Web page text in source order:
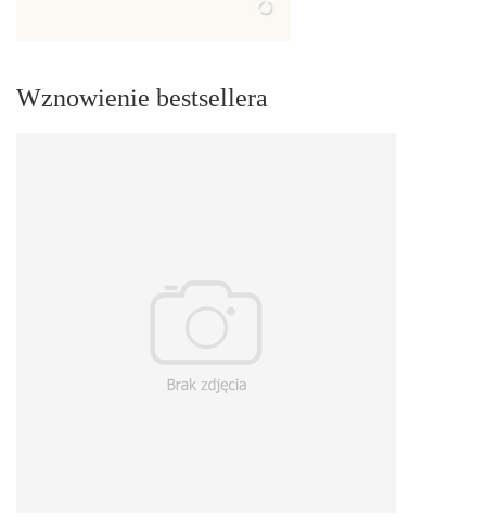
Wznowienie bestsellera